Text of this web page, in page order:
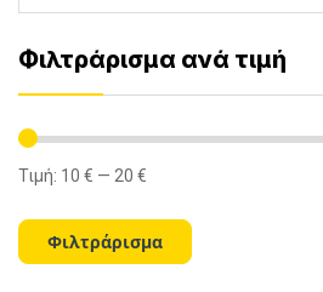
Φιλτράρισμα ανά τιμή
Ελάχιστη
Μέγιστη
Φιλτράρισμα
Τιμή: 10 € — 20 €